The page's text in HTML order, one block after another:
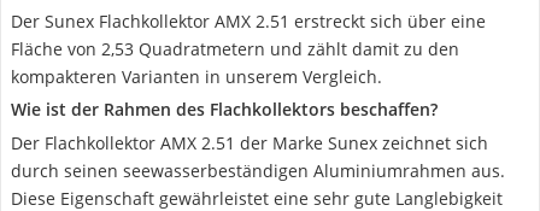
Der Sunex Flachkollektor AMX 2.51 erstreckt sich über eine
Fläche von 2,53 Quadratmetern und zählt damit zu den
kompakteren Varianten in unserem Vergleich.
Wie ist der Rahmen des Flachkollektors beschaffen?
Der Flachkollektor AMX 2.51 der Marke Sunex zeichnet sich
durch seinen seewasserbeständigen Aluminiumrahmen aus.
Diese Eigenschaft gewährleistet eine sehr gute Langlebigkeit